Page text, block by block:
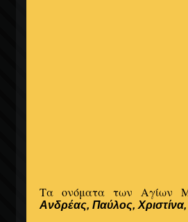
Τα ονόματα των Αγίων
Ανδρέας, Παύλος,